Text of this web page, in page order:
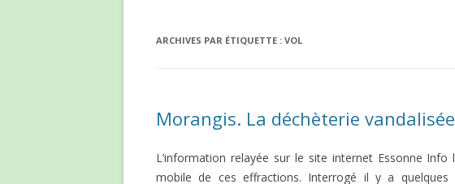
ARCHIVES PAR ÉTIQUETTE : VOL
Morangis. La déchèterie vandalisée
L’information relayée sur le site internet Essonne
mobile de ces effractions. Interrogé il y a